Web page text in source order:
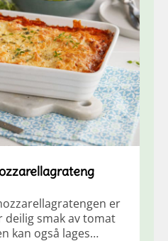
er
deilig smak av tomat
kan også lages…